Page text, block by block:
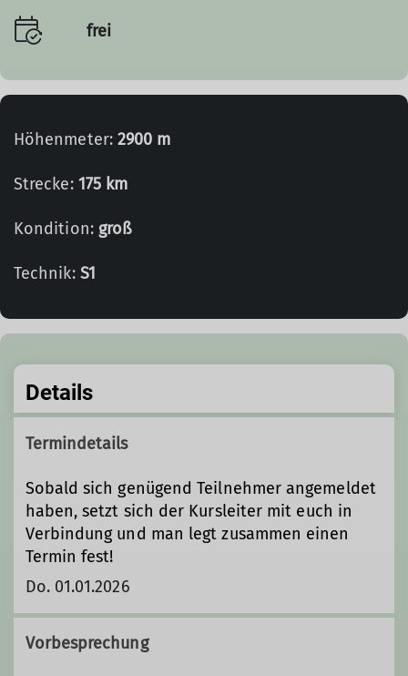
frei
Höhenmeter: 2900 m
Strecke: 175 km
Kondition: groß
Technik: S1
Details
Termindetails
Sobald sich genügend Teilnehmer angemeldet
haben, setzt sich der Kursleiter mit euch in
Verbindung und man legt zusammen einen
Termin fest!
Do. 01.01.2026
Vorbesprechung